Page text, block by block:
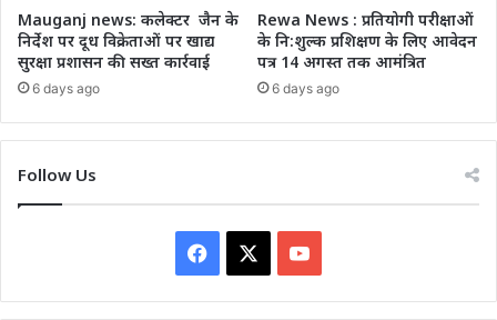
Mauganj news: कलेक्टर जैन के
निर्देश पर दूध विक्रेताओं पर खाद्य
सुरक्षा प्रशासन की सख्त कार्रवाई
6 days ago
Rewa News : प्रतियोगी परीक्षाओं
के नि:शुल्क प्रशिक्षण के लिए आवेदन
पत्र 14 अगस्त तक आमंत्रित
6 days ago
Follow Us
Facebook YouTube